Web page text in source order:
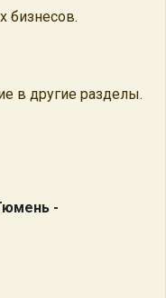
бизнесов.
в другие разделы.
-